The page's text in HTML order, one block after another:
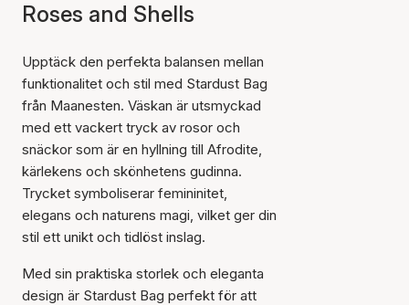
Roses and Shells
Upptäck den perfekta balansen mellan
funktionalitet och stil med Stardust Bag
från Maanesten. Väskan är utsmyckad
med ett vackert tryck av rosor och
snäckor som är en hyllning till Afrodite,
kärlekens och skönhetens gudinna.
Trycket symboliserar femininitet,
elegans och naturens magi, vilket ger din
stil ett unikt och tidlöst inslag.
Med sin praktiska storlek och eleganta
design är Stardust Bag perfekt för att